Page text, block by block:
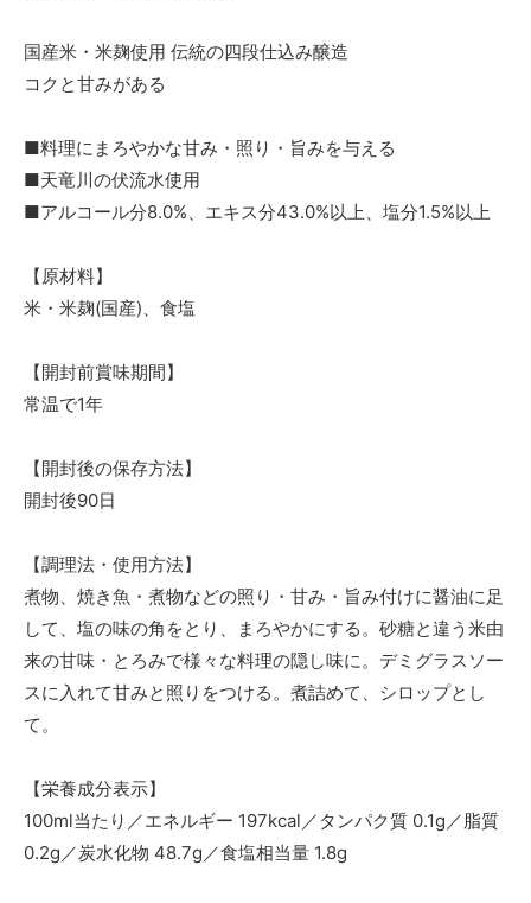
国産米・米麹使用 伝統の四段仕込み醸造
コクと甘みがある
■料理にまろやかな甘み・照り・旨みを与える
■天竜川の伏流水使用
■アルコール分8.0%、エキス分43.0%以上、塩分1.5%以上
【原材料】
米・米麹(国産)、食塩
【開封前賞味期間】
常温で1年
【開封後の保存方法】
開封後90日
【調理法・使用方法】
煮物、焼き魚・煮物などの照り・甘み・旨み付けに醤油に足
して、塩の味の角をとり、まろやかにする。砂糖と違う米由
来の甘味・とろみで様々な料理の隠し味に。デミグラスソー
スに入れて甘みと照りをつける。煮詰めて、シロップとし
て。
【栄養成分表示】
100ml当たり／エネルギー 197kcal／タンパク質 0.1g／脂質
0.2g／炭水化物 48.7g／食塩相当量 1.8g